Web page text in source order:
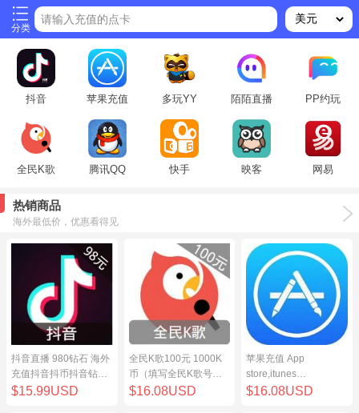
分类
请输入充值的点卡
抖音 苹果充值 多玩YY 陌陌直播 PP约玩
全民K歌 腾讯QQ 快手 映客 网易
热销商品
海外最低价，优惠看得见
抖音直播 980钻石 海外
充值抖音抖币抖音钻98
元
$15.99USD
全民K歌100元 1000K
币（填写全民K歌号充
值）
$16.08USD
苹果充值 App
store,itunes
store,iphone,ipad中国
$16.08USD